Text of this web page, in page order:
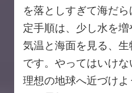
を落としすぎて海だ
定手順は、少し水を増
気温と海面を見る、
です。やってはいけ
理想の地球へ近づけ